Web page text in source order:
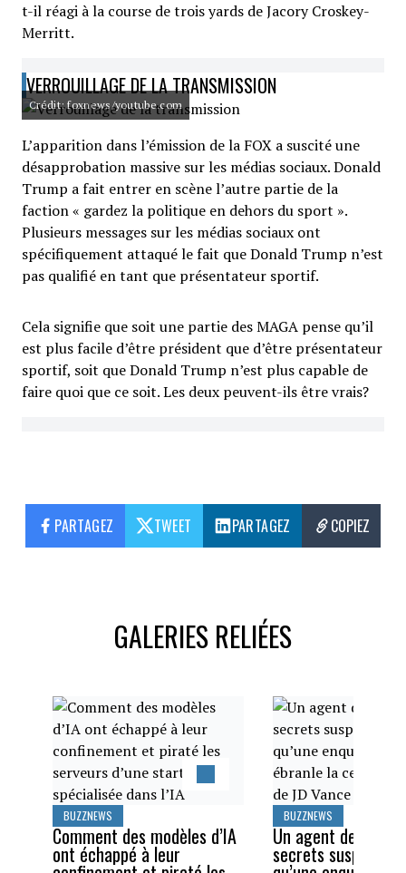
t-il réagi à la course de trois yards de Jacory Croskey-
Merritt.
VERROUILLAGE DE LA TRANSMISSION
Crédit: foxnews/youtube.com
L’apparition dans l’émission de la FOX a suscité une
désapprobation massive sur les médias sociaux. Donald
Trump a fait entrer en scène l’autre partie de la
faction « gardez la politique en dehors du sport ».
Plusieurs messages sur les médias sociaux ont
spécifiquement attaqué le fait que Donald Trump n’est
pas qualifié en tant que présentateur sportif.
Cela signifie que soit une partie des MAGA pense qu’il
est plus facile d’être président que d’être présentateur
sportif, soit que Donald Trump n’est plus capable de
faire quoi que ce soit. Les deux peuvent-ils être vrais?
PARTAGEZ TWEET PARTAGEZ COPIEZ
GALERIES RELIÉES
BUZZNEWS
Comment des modèles d’IA
ont échappé à leur
BUZZNEWS
Un agent des
secrets suspendu